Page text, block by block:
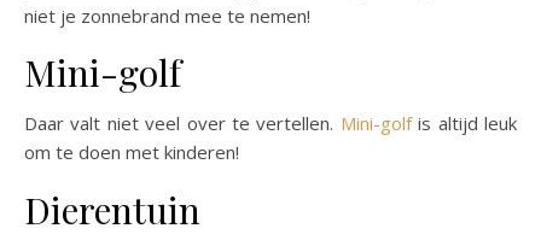
niet je zonnebrand mee te nemen!
Mini-golf
Daar valt niet veel over te vertellen. Mini-golfis altijd leuk
om te doen met kinderen!
Dierentuin